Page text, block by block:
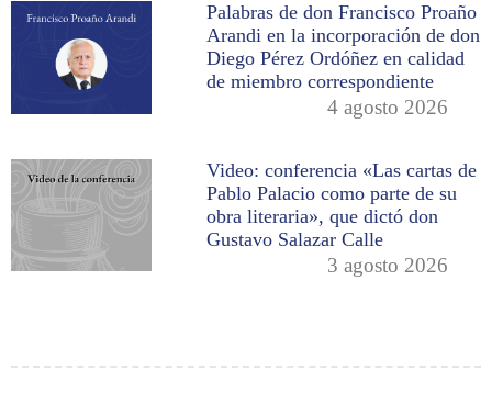
Palabras de don Francisco Proaño
Arandi en la incorporación de don
Diego Pérez Ordóñez en calidad
de miembro correspondiente
4 agosto 2026
Video: conferencia «Las cartas de
Pablo Palacio como parte de su
obra literaria», que dictó don
Gustavo Salazar Calle
3 agosto 2026